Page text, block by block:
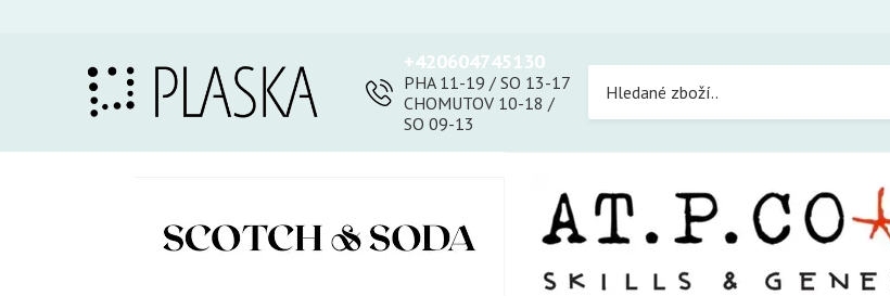
+420604745130
PHA 11-19 / SO 13-17
CHOMUTOV 10-18 /
SO 09-13